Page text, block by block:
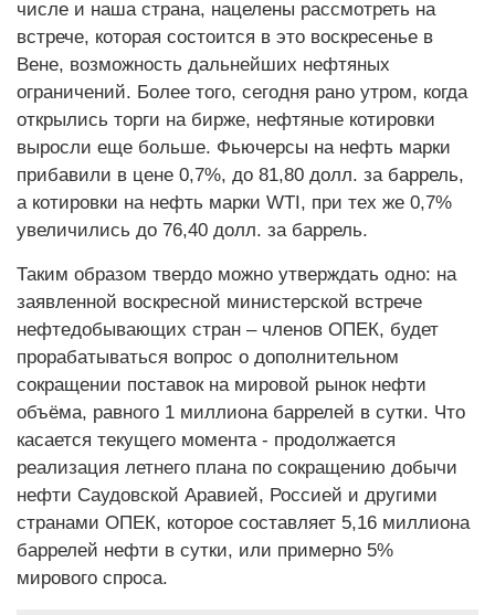
числе и наша страна, нацелены рассмотреть на
встрече, которая состоится в это воскресенье в
Вене, возможность дальнейших нефтяных
ограничений. Более того, сегодня рано утром, когда
открылись торги на бирже, нефтяные котировки
выросли еще больше. Фьючерсы на нефть марки
прибавили в цене 0,7%, до 81,80 долл. за баррель,
а котировки на нефть марки WTI, при тех же 0,7%
увеличились до 76,40 долл. за баррель.
Таким образом твердо можно утверждать одно: на
заявленной воскресной министерской встрече
нефтедобывающих стран – членов ОПЕК, будет
прорабатываться вопрос о дополнительном
сокращении поставок на мировой рынок нефти
объёма, равного 1 миллиона баррелей в сутки. Что
касается текущего момента - продолжается
реализация летнего плана по сокращению добычи
нефти Саудовской Аравией, Россией и другими
странами ОПЕК, которое составляет 5,16 миллиона
баррелей нефти в сутки, или примерно 5%
мирового спроса.